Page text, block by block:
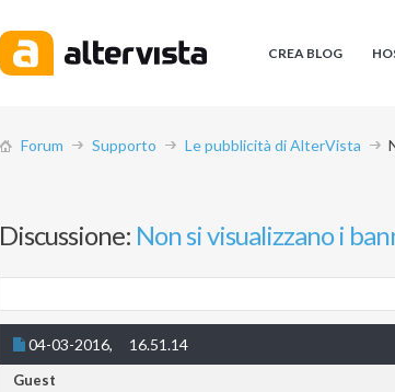
CREA BLOG
Forum Supporto Le pubblicità di AlterVista
Discussione: Non si visualizzano i
04-03-2016, 16.51.14
Guest